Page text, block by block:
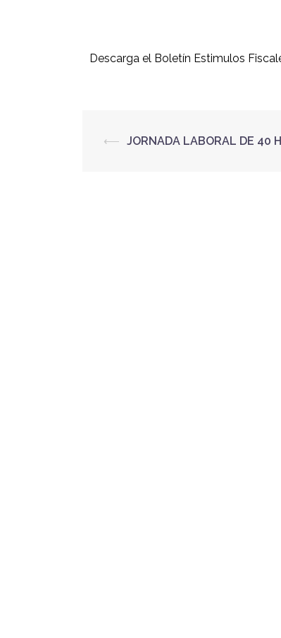
Descarga el Boletín Estimulos
⟵ JORNADA LABORAL DE 40